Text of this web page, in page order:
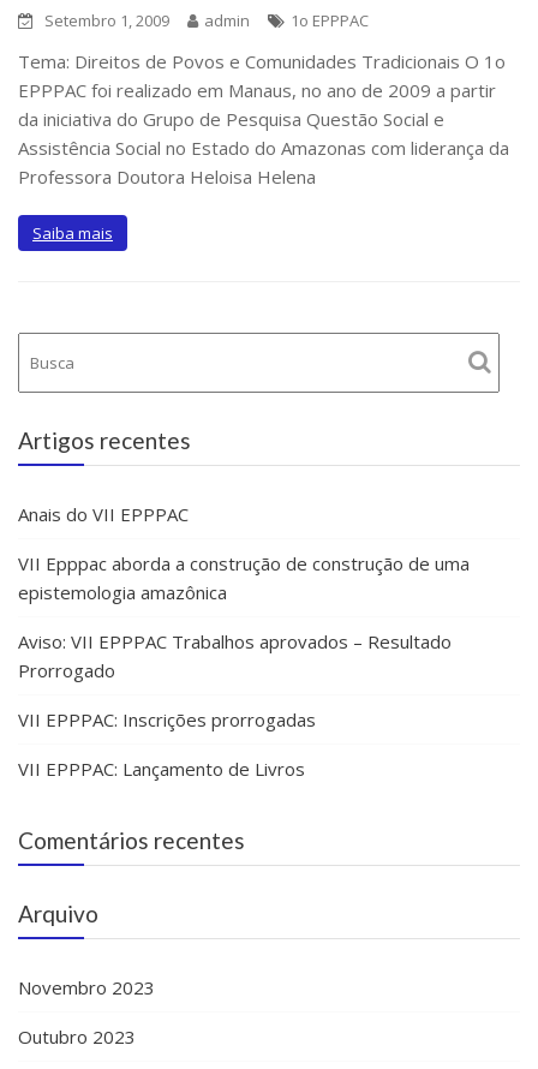
Setembro 1, 2009 admin 1o EPPPAC
Tema: Direitos de Povos e Comunidades Tradicionais O 1o
EPPPAC foi realizado em Manaus, no ano de 2009 a partir
da iniciativa do Grupo de Pesquisa Questão Social e
Assistência Social no Estado do Amazonas com liderança da
Professora Doutora Heloisa Helena
Saiba mais
Artigos recentes
Anais do VII EPPPAC
VII Epppac aborda a construção de construção de uma
epistemologia amazônica
Aviso: VII EPPPAC Trabalhos aprovados – Resultado
Prorrogado
VII EPPPAC: Inscrições prorrogadas
VII EPPPAC: Lançamento de Livros
Comentários recentes
Arquivo
Novembro 2023
Outubro 2023